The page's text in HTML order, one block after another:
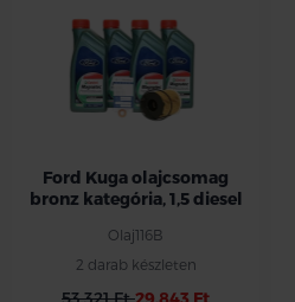
Ford Kuga olajcsomag
bronz kategória, 1,5 diesel
Olaj116B
2 darab készleten
53.321 Ft29.843 Ft